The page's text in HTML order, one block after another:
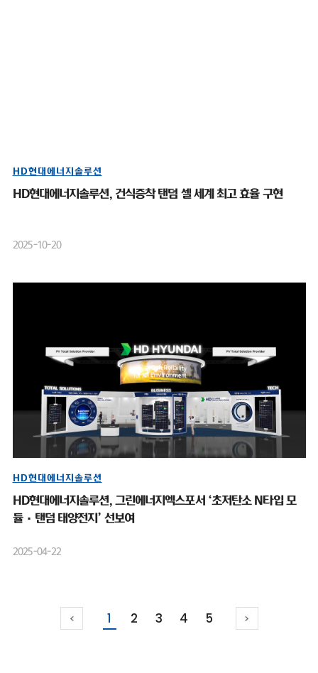
HD현대에너지솔루션
HD현대에너지솔루션, 건식증착 탠덤 셀 세계 최고 효율 구현
2025-10-20
HD현대에너지솔루션
HD현대에너지솔루션, 그린에너지엑스포서 ‘초저탄소 N타입 모
듈·탠덤 태양전지’ 선보여
2025-04-22
1 2 3 4 5